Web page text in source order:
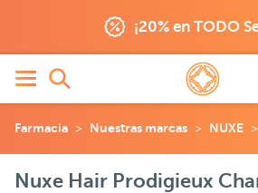
¡20% en TODO
Farmacia Nuestras marcas NUXE
Nuxe Hair Prodigieux